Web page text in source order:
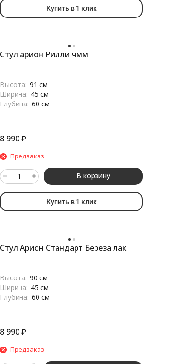
Купить в 1 клик
Стул арион Рилли чмм
Высота: 91 см
Ширина: 45 см
Глубина: 60 см
8 990₽
Предзаказ
В корзину
Купить в 1 клик
Стул Арион Стандарт Береза лак
Высота: 90 см
Ширина: 45 см
Глубина: 60 см
8 990₽
Предзаказ